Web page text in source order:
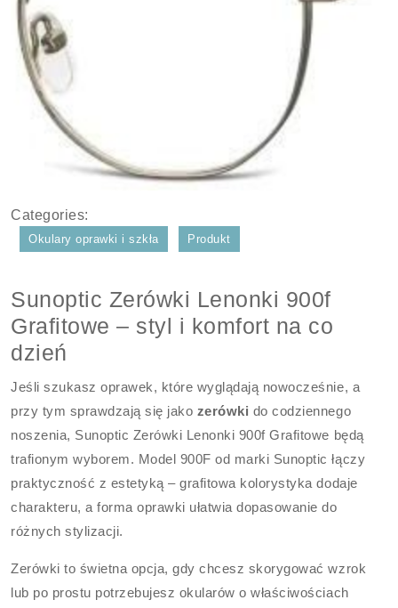
Categories:
Okulary oprawki i szkła Produkt
Sunoptic Zerówki Lenonki 900f
Grafitowe – styl i komfort na co
dzień
Jeśli szukasz oprawek, które wyglądają nowocześnie, a
przy tym sprawdzają się jako zerówki do codziennego
noszenia, Sunoptic Zerówki Lenonki 900f Grafitowe będą
trafionym wyborem. Model 900F od marki Sunoptic łączy
praktyczność z estetyką – grafitowa kolorystyka dodaje
charakteru, a forma oprawki ułatwia dopasowanie do
różnych stylizacji.
Zerówki to świetna opcja, gdy chcesz skorygować wzrok
lub po prostu potrzebujesz okularów o właściwościach